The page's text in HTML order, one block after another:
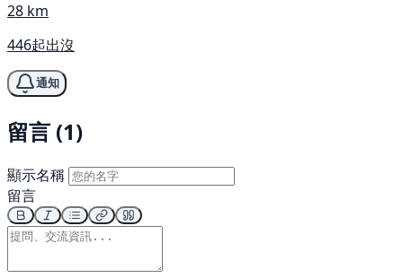
28 km
446起出沒
通知
留言 (1)
顯示名稱
留言